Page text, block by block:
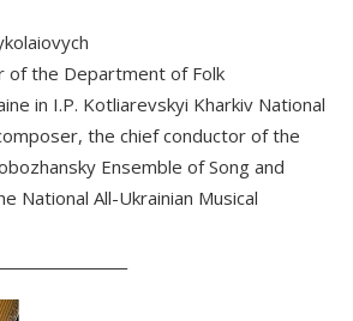
of the Department of Folk
in I.P. Kotliarevskyi Kharkiv National
the chief conductor of the
Ensemble of Song and
National All-Ukrainian Musical